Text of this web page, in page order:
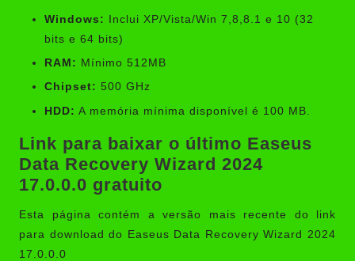
Windows:
Inclui XP/Vista/Win 7,8,8.1 e 10 (32
bits e 64 bits)
RAM: Mínimo 512MB
Chipset: 500 GHz
HDD: A memória mínima disponível é 100 MB.
Link para baixar o último Easeus
Data Recovery Wizard 2024
17.0.0.0 gratuito
Esta página contém a versão mais recente do link
para download do Easeus Data Recovery Wizard 2024
17.0.0.0